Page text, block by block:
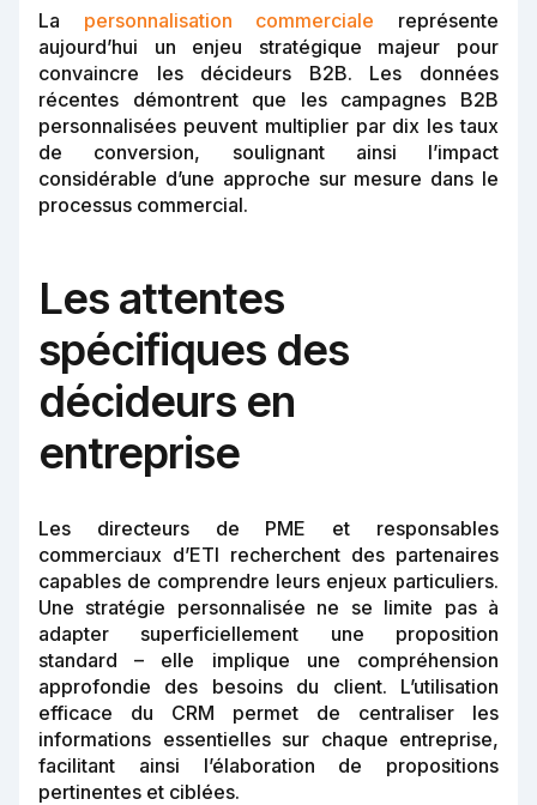
La personnalisation commerciale représente
aujourd’hui un enjeu stratégique majeur pour
convaincre les décideurs B2B. Les données
récentes démontrent que les campagnes B2B
personnalisées peuvent multiplier par dix les taux
de conversion, soulignant ainsi l’impact
considérable d’une approche sur mesure dans le
processus commercial.
Les attentes
spécifiques des
décideurs en
entreprise
Les directeurs de PME et responsables
commerciaux d’ETI recherchent des partenaires
capables de comprendre leurs enjeux particuliers.
Une stratégie personnalisée ne se limite pas à
adapter superficiellement une proposition
standard – elle implique une compréhension
approfondie des besoins du client. L’utilisation
efficace du CRM permet de centraliser les
informations essentielles sur chaque entreprise,
facilitant ainsi l’élaboration de propositions
pertinentes et ciblées.